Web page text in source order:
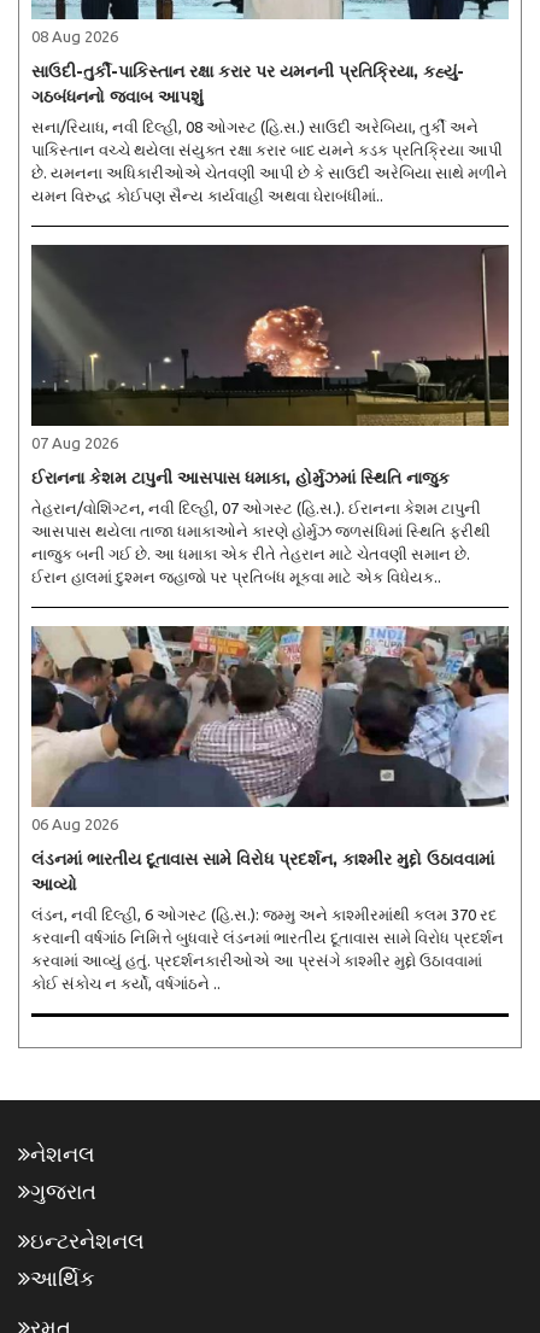
08 Aug 2026
સાઉદી-તુર્કી-પાકિસ્તાન રક્ષા કરાર પર યમનની પ્રતિક્રિયા, કહ્યું-
ગઠબંધનનો જવાબ આપશું
સના/રિયાધ, નવી દિલ્હી, 08 ઓગસ્ટ (હિ.સ.) સાઉદી અરેબિયા, તુર્કી અને
પાકિસ્તાન વચ્ચે થયેલા સંયુક્ત રક્ષા કરાર બાદ યમને કડક પ્રતિક્રિયા આપી
છે. યમનના અધિકારીઓએ ચેતવણી આપી છે કે સાઉદી અરેબિયા સાથે મળીને
યમન વિરુદ્ધ કોઈપણ સૈન્ય કાર્યવાહી અથવા ઘેરાબંધીમાં..
07 Aug 2026
ઈરાનના કેશમ ટાપુની આસપાસ ધમાકા, હોર્મુઝમાં સ્થિતિ નાજુક
તેહરાન/વોશિંગ્ટન, નવી દિલ્હી, 07 ઓગસ્ટ (હિ.સ.). ઈરાનના કેશમ ટાપુની
આસપાસ થયેલા તાજા ધમાકાઓને કારણે હોર્મુઝ જળસંધિમાં સ્થિતિ ફરીથી
નાજુક બની ગઈ છે. આ ધમાકા એક રીતે તેહરાન માટે ચેતવણી સમાન છે.
ઈરાન હાલમાં દુશ્મન જહાજો પર પ્રતિબંધ મૂકવા માટે એક વિધેયક..
06 Aug 2026
લંડનમાં ભારતીય દૂતાવાસ સામે વિરોધ પ્રદર્શન, કાશ્મીર મુદ્દો ઉઠાવવામાં
આવ્યો
લંડન, નવી દિલ્હી, 6 ઓગસ્ટ (હિ.સ.): જમ્મુ અને કાશ્મીરમાંથી કલમ 370 રદ
કરવાની વર્ષગાંઠ નિમિત્તે બુધવારે લંડનમાં ભારતીય દૂતાવાસ સામે વિરોધ પ્રદર્શન
કરવામાં આવ્યું હતું. પ્રદર્શનકારીઓએ આ પ્રસંગે કાશ્મીર મુદ્દો ઉઠાવવામાં
કોઈ સંકોચ ન કર્યો, વર્ષગાંઠને ..
નેશનલ
ગુજરાત
ઇન્ટરનેશનલ
આર્થિક
રમત